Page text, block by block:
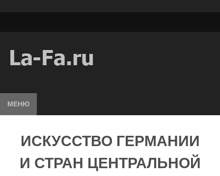
МЕНЮ
ИСКУССТВО ГЕРМАНИИ
И СТРАН ЦЕНТРАЛЬНОЙ